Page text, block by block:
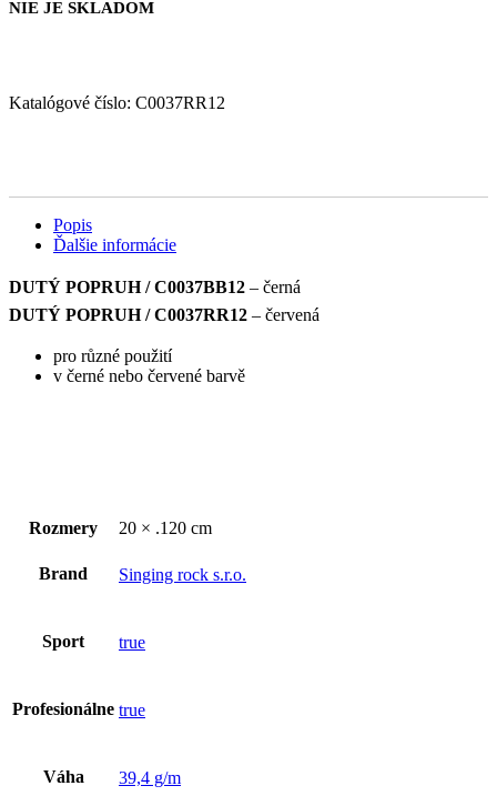
NIE JE SKLADOM
Katalógové číslo: C0037RR12
Popis
Ďalšie informácie
DUTÝ POPRUH / C0037BB12 – černá
DUTÝ POPRUH / C0037RR12 – červená
pro různé použití
v černé nebo červené barvě
Rozmery 20 × .120 cm
Brand Singing rock s.r.o.
Sport true
Profesionálne true
Váha 39,4 g/m